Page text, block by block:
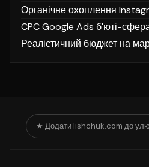
Органічне охоплення
CPC Google Ads б'юті-
Реалістичний бюджет на
★ Додати lishchuk.com до